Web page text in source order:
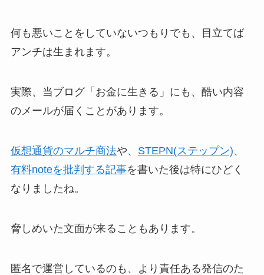
何も悪いことをしていないつもりでも、目立てば
アンチは生まれます。
実際、当ブログ「お金に生きる」にも、酷い内容
のメールが届くことがあります。
仮想通貨のマルチ商法や、 STEPN(ステップン)、
有料noteを批判する記事を書いた後は特にひどく
なりましたね。
脅しめいた文面が来ることもあります。
匿名で運営しているのも、より責任ある発信のた